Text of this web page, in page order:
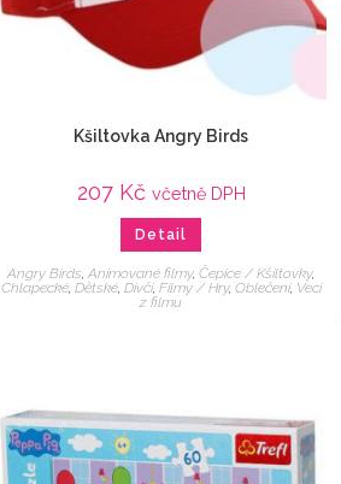
Kšiltovka Angry Birds
207 Kč včetně DPH
Detail
Angry Birds ,Animované filmy,Čepice / Kšiltovky,
Chlapecké, Dětské, Dívčí, Filmy / Hry, Oblečení, Veci
z filmu